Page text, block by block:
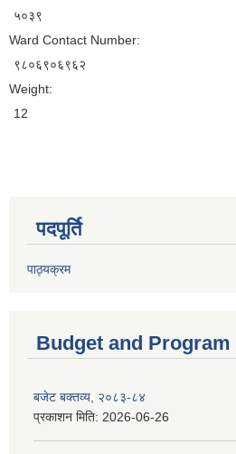
५०३९
Ward Contact Number:
९८०६९०६९६२
Weight:
12
पदपूर्ति
पाठ्यक्रम
Budget and Program
बजेट बक्तव्य, २०८३-८४
प्रकाशन मिति: 2026-06-26